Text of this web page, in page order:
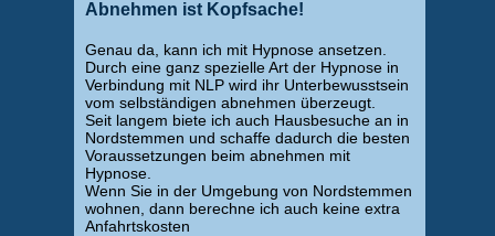
Abnehmen ist Kopfsache!
Genau da, kann ich mit Hypnose ansetzen.
Durch eine ganz spezielle Art der Hypnose in
Verbindung mit NLP wird ihr Unterbewusstsein
vom selbständigen abnehmen überzeugt.
Seit langem biete ich auch Hausbesuche an in
Nordstemmen und schaffe dadurch die besten
Voraussetzungen beim abnehmen mit
Hypnose.
Wenn Sie in der Umgebung von Nordstemmen
wohnen, dann berechne ich auch keine extra
Anfahrtskosten